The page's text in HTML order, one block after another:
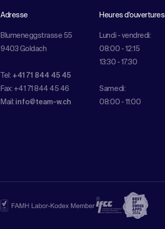
Adresse
Blumeneggstrasse 55
9403 Goldach
Tel: +41 71 844 45 45
Fax: +41 71 844 45 46
Mail: info@team-w.ch
Heures d'ouvertures
Lundi - vendredi:
08:00 - 12:15
13:30 - 17:30
Samedi:
08:00 - 11:00